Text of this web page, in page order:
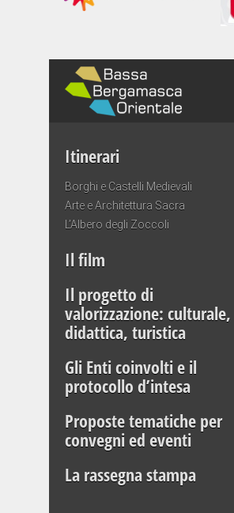
Itinerari
Borghi e Castelli Medievali
Arte e Architettura Sacra
L’Albero degli Zoccoli
Il film
Il progetto di
valorizzazione: culturale,
didattica, turistica
Gli Enti coinvolti e il
protocollo d’intesa
Proposte tematiche per
convegni ed eventi
La rassegna stampa